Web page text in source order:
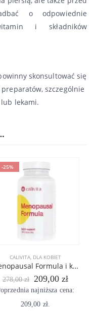
o odpowiednie
i składników
skonsultować się
szczególnie
lekami.
,PREPARATY WSPOMAGAJĄCE
-25%
CALIVITA DLA KOBIET
Menopausal Formula i korzystaj z życia bez nieprzyjemnych dolegliwości
278,00zł Pierwotna
cena
wynosiła:
278,00 zł.
209,00zł
cena
najniższa cena:
209,00 zł